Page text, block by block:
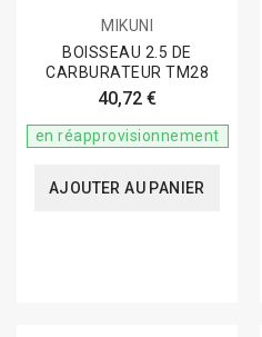
MIKUNI
BOISSEAU 2.5 DE
CARBURATEUR TM28
40,72 €
en réapprovisionnement
AJOUTER AU PANIER